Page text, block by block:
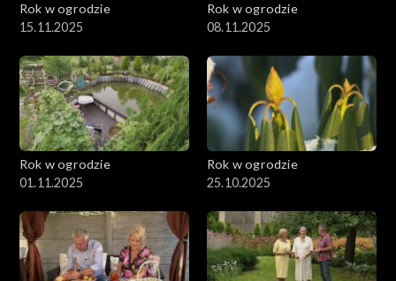
Rok w ogrodzie
15.11.2025
Rok w ogrodzie
08.11.2025
Rok w ogrodzie
01.11.2025
Rok w ogrodzie
25.10.2025